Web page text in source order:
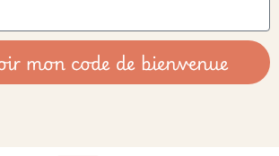
mon code de bienvenue